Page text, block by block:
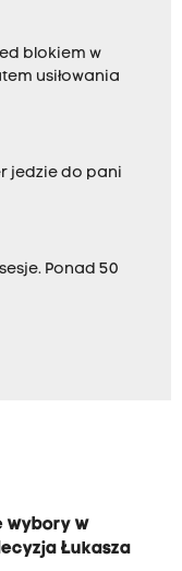
blokiem w
usiłowania
jedzie do pani
Ponad 50
wybory w
Łukasza